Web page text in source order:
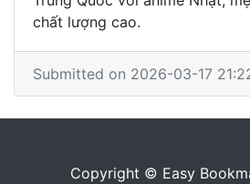
chất lượng cao.
Submitted on 2026-03-17
Copyright © Easy